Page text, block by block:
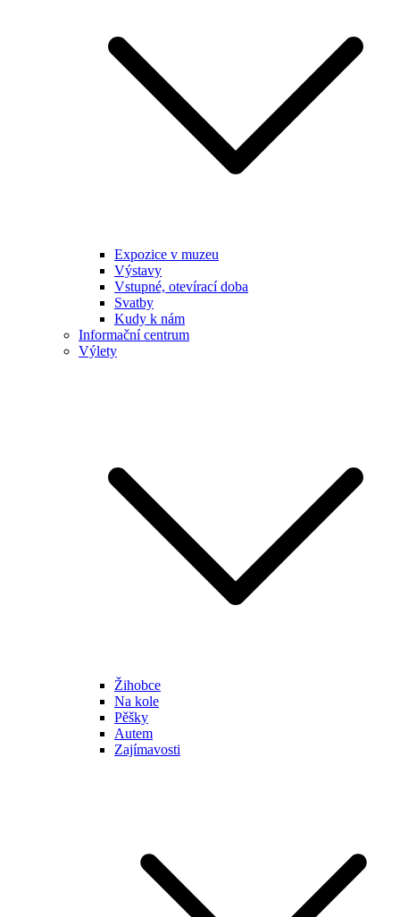
Expozice v muzeu
Výstavy
Vstupné, otevírací doba
Svatby
Kudy k nám
Informační centrum
Výlety
Žihobce
Na kole
Pěšky
Autem
Zajímavosti